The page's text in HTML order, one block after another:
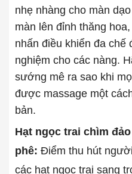
nhẹ nhàng cho màn
màn lên đỉnh thăng
nhấn điều khiển đa chế
nghiệm cho các nàng.
sướng mê ra sao khi
được massage một
bản.
Hạt ngọc trai chìm
phê: Điểm thu hút
các hạt ngọc trai sang